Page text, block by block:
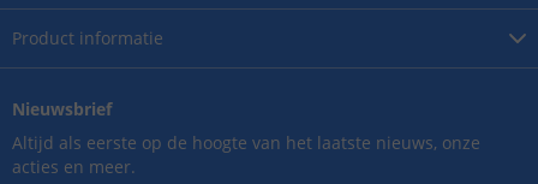
Product informatie
Nieuwsbrief
Altijd als eerste op de hoogte van het laatste nieuws, onze
acties en meer.